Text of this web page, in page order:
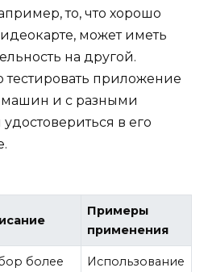
то, что хорошо
может иметь
на другой.
тестировать приложение
машин и с разными
в его
Примеры
применения
более
Использование